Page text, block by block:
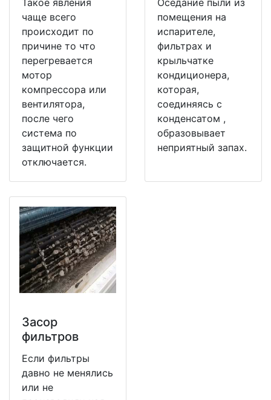
Такое явления
чаще всего
происходит по
причине то что
перегревается
мотор
компрессора или
вентилятора,
после чего
система по
защитной функции
отключается.
Оседание пыли из
помещения на
испарителе,
фильтрах и
крыльчатке
кондиционера,
которая,
соединяясь с
конденсатом ,
образовывает
неприятный запах.
Засор
фильтров
Если фильтры
давно не менялись
или не